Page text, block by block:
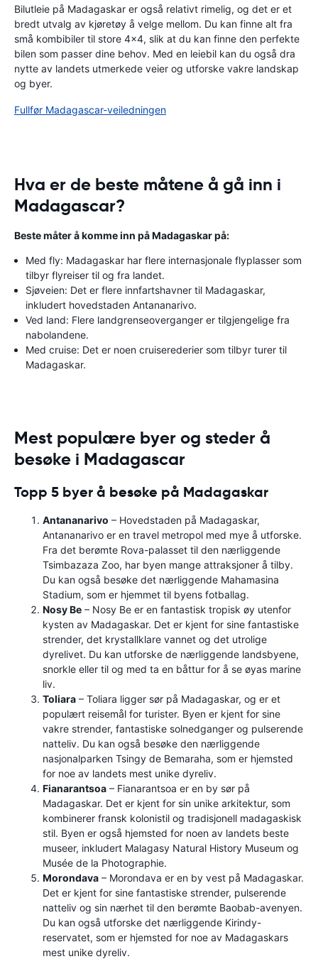
Bilutleie på Madagaskar er også relativt rimelig, og det er et
bredt utvalg av kjøretøy å velge mellom. Du kan finne alt fra
små kombibiler til store 4x4, slik at du kan finne den perfekte
bilen som passer dine behov. Med en leiebil kan du også dra
nytte av landets utmerkede veier og utforske vakre landskap
og byer.
Fullfør Madagascar-veiledningen
Hva er de beste måtene å gå inn i
Madagascar?
Beste måter å komme inn på Madagaskar på:
Med fly: Madagaskar har flere internasjonale flyplasser som
tilbyr flyreiser til og fra landet.
Sjøveien: Det er flere innfartshavner til Madagaskar,
inkludert hovedstaden Antananarivo.
Ved land: Flere landgrenseoverganger er tilgjengelige fra
nabolandene.
Med cruise: Det er noen cruiserederier som tilbyr turer til
Madagaskar.
Mest populære byer og steder å
besøke i Madagascar
Topp 5 byer å besøke på Madagaskar
Antananarivo – Hovedstaden på Madagaskar,
Antananarivo er en travel metropol med mye å utforske.
Fra det berømte Rova-palasset til den nærliggende
Tsimbazaza Zoo, har byen mange attraksjoner å tilby.
Du kan også besøke det nærliggende Mahamasina
Stadium, som er hjemmet til byens fotballag.
Nosy Be – Nosy Be er en fantastisk tropisk øy utenfor
kysten av Madagaskar. Det er kjent for sine fantastiske
strender, det krystallklare vannet og det utrolige
dyrelivet. Du kan utforske de nærliggende landsbyene,
snorkle eller til og med ta en båttur for å se øyas marine
liv.
Toliara – Toliara ligger sør på Madagaskar, og er et
populært reisemål for turister. Byen er kjent for sine
vakre strender, fantastiske solnedganger og pulserende
natteliv. Du kan også besøke den nærliggende
nasjonalparken Tsingy de Bemaraha, som er hjemsted
for noe av landets mest unike dyreliv.
Fianarantsoa – Fianarantsoa er en by sør på
Madagaskar. Det er kjent for sin unike arkitektur, som
kombinerer fransk kolonistil og tradisjonell madagaskisk
stil. Byen er også hjemsted for noen av landets beste
museer, inkludert Malagasy Natural History Museum og
Musée de la Photographie.
Morondava – Morondava er en by vest på Madagaskar.
Det er kjent for sine fantastiske strender, pulserende
natteliv og sin nærhet til den berømte Baobab-avenyen.
Du kan også utforske det nærliggende Kirindy-
reservatet, som er hjemsted for noe av Madagaskars
mest unike dyreliv.